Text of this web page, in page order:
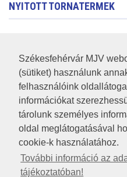
Székesfehérvár MJV
(sütiket) használunk
felhasználóink
információkat
tárolunk személyes
oldal meglátogatásával
cookie-k használatához.
További információ az
tájékoztatóban!
NYITOTT TORNATERMEK
RSS
A HONLAP 2017.03.31-I
JOGI NYILATKOZAT
IMPRESSZUM
KÖZÉRDEKŰ ADATOK